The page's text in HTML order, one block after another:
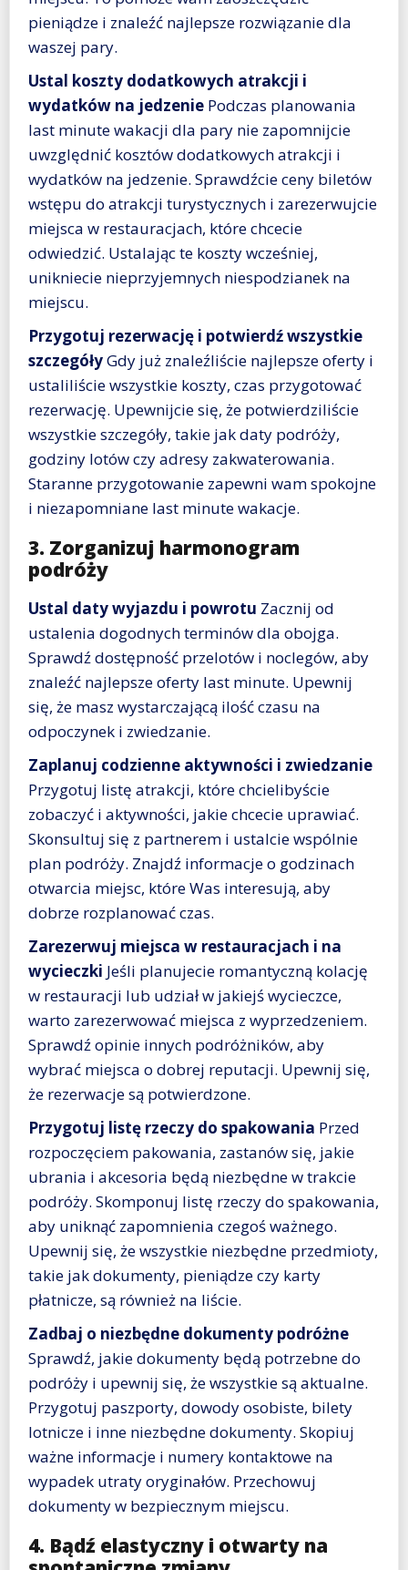
pieniądze i znaleźć najlepsze rozwiązanie dla
waszej pary.
Ustal koszty dodatkowych atrakcji i
wydatków na jedzenie Podczas planowania
last minute wakacji dla pary nie zapomnijcie
uwzględnić kosztów dodatkowych atrakcji i
wydatków na jedzenie. Sprawdźcie ceny biletów
wstępu do atrakcji turystycznych i zarezerwujcie
miejsca w restauracjach, które chcecie
odwiedzić. Ustalając te koszty wcześniej,
unikniecie nieprzyjemnych niespodzianek na
miejscu.
Przygotuj rezerwację i potwierdź wszystkie
szczegółyGdy już znaleźliście najlepsze oferty i
ustaliliście wszystkie koszty, czas przygotować
rezerwację. Upewnijcie się, że potwierdziliście
wszystkie szczegóły, takie jak daty podróży,
godziny lotów czy adresy zakwaterowania.
Staranne przygotowanie zapewni wam spokojne
i niezapomniane last minute wakacje.
3. Zorganizuj harmonogram
podróży
Ustal daty wyjazdu i powrotu Zacznij od
ustalenia dogodnych terminów dla obojga.
Sprawdź dostępność przelotów i noclegów, aby
znaleźć najlepsze oferty last minute. Upewnij
się, że masz wystarczającą ilość czasu na
odpoczynek i zwiedzanie.
Zaplanuj codzienne aktywności i zwiedzanie
Przygotuj listę atrakcji, które chcielibyście
zobaczyć i aktywności, jakie chcecie uprawiać.
Skonsultuj się z partnerem i ustalcie wspólnie
plan podróży. Znajdź informacje o godzinach
otwarcia miejsc, które Was interesują, aby
dobrze rozplanować czas.
Zarezerwuj miejsca w restauracjach i na
wycieczki Jeśli planujecie romantyczną kolację
w restauracji lub udział w jakiejś wycieczce,
warto zarezerwować miejsca z wyprzedzeniem.
Sprawdź opinie innych podróżników, aby
wybrać miejsca o dobrej reputacji. Upewnij się,
że rezerwacje są potwierdzone.
Przygotuj listę rzeczy do spakowania Przed
rozpoczęciem pakowania, zastanów się, jakie
ubrania i akcesoria będą niezbędne w trakcie
podróży. Skomponuj listę rzeczy do spakowania,
aby uniknąć zapomnienia czegoś ważnego.
Upewnij się, że wszystkie niezbędne przedmioty,
takie jak dokumenty, pieniądze czy karty
płatnicze, są również na liście.
Zadbaj o niezbędne dokumenty podróżne
Sprawdź, jakie dokumenty będą potrzebne do
podróży i upewnij się, że wszystkie są aktualne.
Przygotuj paszporty, dowody osobiste, bilety
lotnicze i inne niezbędne dokumenty. Skopiuj
ważne informacje i numery kontaktowe na
wypadek utraty oryginałów. Przechowuj
dokumenty w bezpiecznym miejscu.
4. Bądź elastyczny i otwarty na